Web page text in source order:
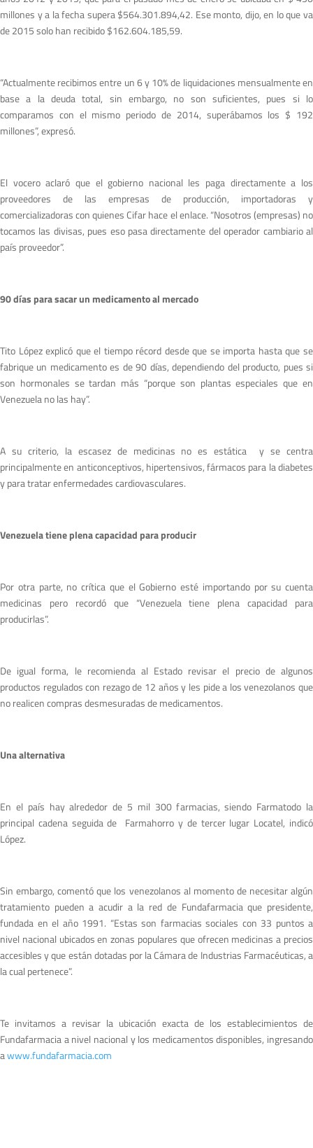
millones y a la fecha supera $564.301.894,42. Ese monto, dijo, en lo que va
de 2015 solo han recibido $162.604.185,59.
“Actualmente recibimos entre un 6 y 10% de liquidaciones mensualmente en
base a la deuda total, sin embargo, no son suficientes, pues si lo
comparamos con el mismo periodo de 2014, superábamos los $ 192
millones”, expresó.
El vocero aclaró que el gobierno nacional les paga directamente a los
proveedores de las empresas de producción, importadoras y
comercializadoras con quienes Cifar hace el enlace. “Nosotros (empresas) no
tocamos las divisas, pues eso pasa directamente del operador cambiario al
país proveedor”.
90 días para sacar un medicamento al mercado
Tito López explicó que el tiempo récord desde que se importa hasta que se
fabrique un medicamento es de 90 días, dependiendo del producto, pues si
son hormonales se tardan más “porque son plantas especiales que en
Venezuela no las hay”.
A su criterio, la escasez de medicinas no es estática y se centra
principalmente en anticonceptivos, hipertensivos, fármacos para la diabetes
y para tratar enfermedades cardiovasculares.
Venezuela tiene plena capacidad para producir
Por otra parte, no crítica que el Gobierno esté importando por su cuenta
medicinas pero recordó que “Venezuela tiene plena capacidad para
producirlas”.
De igual forma, le recomienda al Estado revisar el precio de algunos
productos regulados con rezago de 12 años y les pide a los venezolanos que
no realicen compras desmesuradas de medicamentos.
Una alternativa
En el país hay alrededor de 5 mil 300 farmacias, siendo Farmatodo la
principal cadena seguida de Farmahorro y de tercer lugar Locatel, indicó
López.
Sin embargo, comentó que los venezolanos al momento de necesitar algún
tratamiento pueden a acudir a la red de Fundafarmacia que presidente,
fundada en el año 1991. “Estas son farmacias sociales con 33 puntos a
nivel nacional ubicados en zonas populares que ofrecen medicinas a precios
accesibles y que están dotadas por la Cámara de Industrias Farmacéuticas, a
la cual pertenece”.
Te invitamos a revisar la ubicación exacta de los establecimientos de
Fundafarmacia a nivel nacional y los medicamentos disponibles, ingresando
awww.fundafarmacia.com